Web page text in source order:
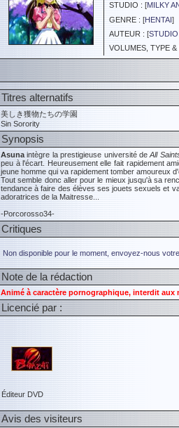
STUDIO : [MILKY
GENRE : [HENTAI]
AUTEUR : [
VOLUMES, TYPE
Titres alternatifs
美しき獲物たちの学園
Sin Sorority
Synopsis
Asuna intègre la prestigieuse université deAll
peu à l'écart. Heureusement elle fait rapidement
jeune homme qui va rapidement tomber amoureux
Tout semble donc aller pour le mieux jusqu'à sa
tendance à faire des élèves ses jouets sexuels et
adoratrices de la Maitresse...
-Porcorosso34-
Critiques
Non disponible pour le moment, envoyez-nous
Note de la rédaction
Animé à caractère pornographique, interdit aux
Licencié par :
Éditeur DVD
Avis des visiteurs